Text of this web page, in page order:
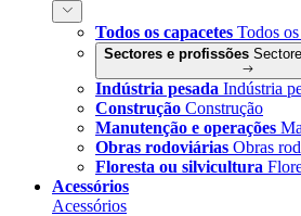
Todos os capacetes Todos
Sectores e profissões
Indústria pesada Indústria
Construção Construção
Manutenção e operações
Obras rodoviárias Obras
Floresta ou silvicultura
Acessórios
Acessórios